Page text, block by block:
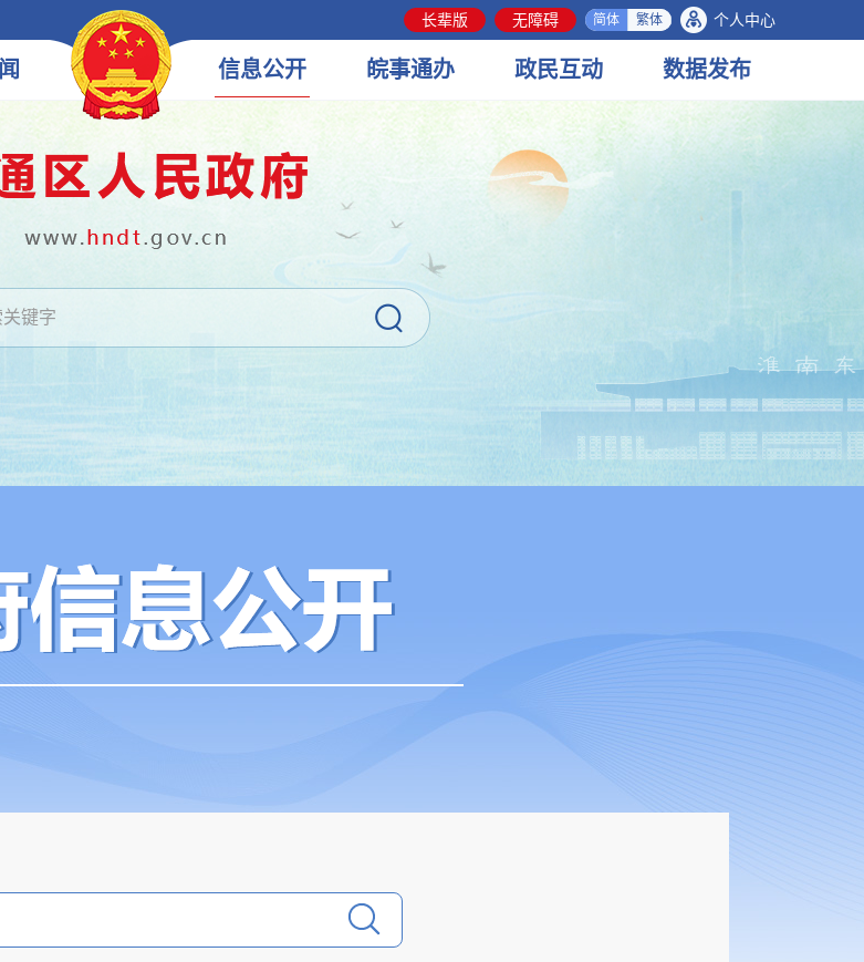
长辈版 无障碍 简体 繁体 个人中心
信息公开 皖事通办 政民互动 数据发布